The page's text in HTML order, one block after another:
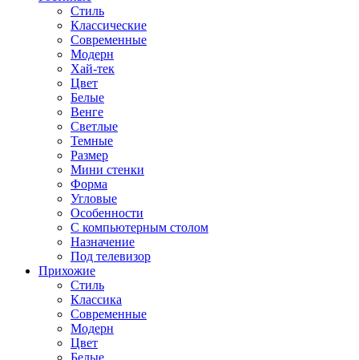
Стиль
Классические
Современные
Модерн
Хай-тек
Цвет
Белые
Венге
Светлые
Темные
Размер
Мини стенки
Форма
Угловые
Особенности
С компьютерным столом
Назначение
Под телевизор
Прихожие
Стиль
Классика
Современные
Модерн
Цвет
Белые